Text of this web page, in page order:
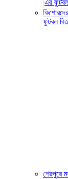
ফুটবল
শেরপুরে